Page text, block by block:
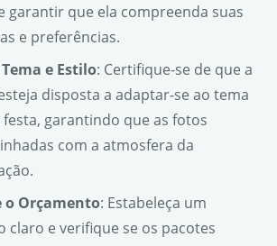
garantir que ela compreenda suas
e preferências.
e Estilo: Certifique-se de que a
disposta a adaptar-se ao tema
festa, garantindo que as fotos
com a atmosfera da
o Orçamento: Estabeleça um
claro e verifique se os pacotes